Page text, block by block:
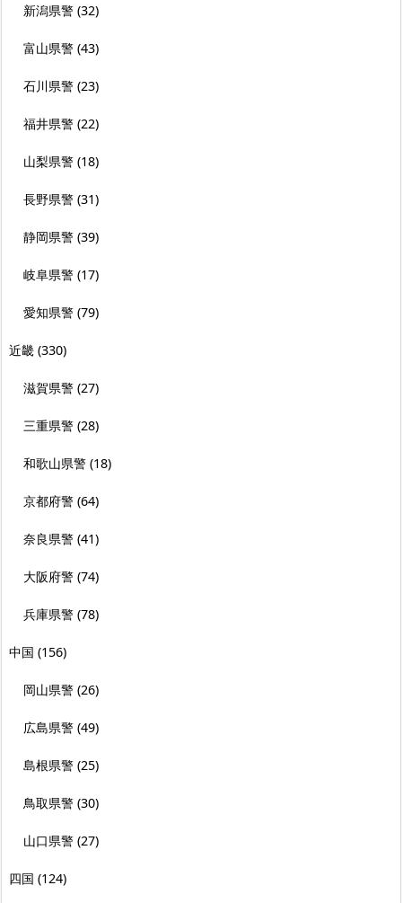
新潟県警 (32)
富山県警 (43)
石川県警 (23)
福井県警 (22)
山梨県警 (18)
長野県警 (31)
静岡県警 (39)
岐阜県警 (17)
愛知県警 (79)
近畿 (330)
滋賀県警 (27)
三重県警 (28)
和歌山県警 (18)
京都府警 (64)
奈良県警 (41)
大阪府警 (74)
兵庫県警 (78)
中国 (156)
岡山県警 (26)
広島県警 (49)
島根県警 (25)
鳥取県警 (30)
山口県警 (27)
四国 (124)